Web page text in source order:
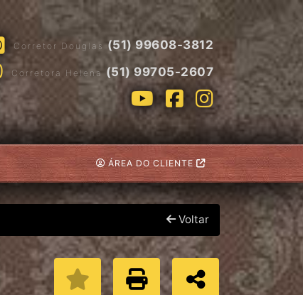
Corretor Douglas(51) 99608-3812
Corretora Helena (51) 99705-2607
ÁREA DO CLIENTE
Voltar